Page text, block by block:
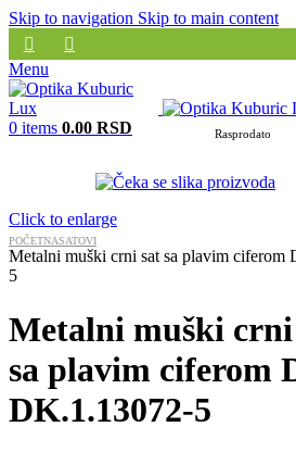
Skip to navigation Skip to main content
Menu
0 items 0.00 RSD Rasprodato
Click to enlarge
POČETNASATOVI
Metalni muški crni sat sa plavim
5
Metalni muški crni
sa plavim ciferom
DK.1.13072-5